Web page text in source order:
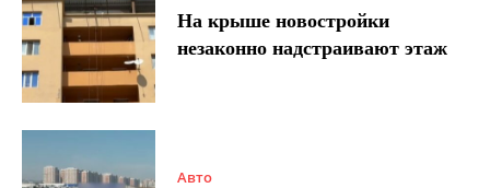
На крыше новостройки
незаконно надстраивают этаж
Авто